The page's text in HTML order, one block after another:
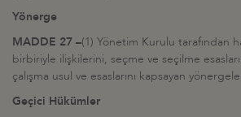
Yönerge
MADDE 27 –(1) Yönetim Kurulu tarafından
birbiriyle ilişkilerini, seçme ve seçilme
çalışma usul ve esaslarını kapsayan
Geçici Hükümler